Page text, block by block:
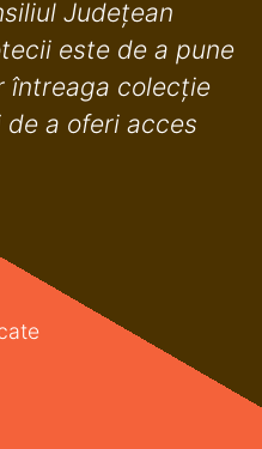
Judeţean
este de a pune
întreaga colecţie
a oferi acces